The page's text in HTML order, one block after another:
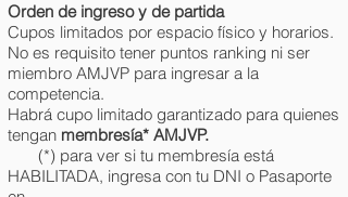
Orden de ingreso y de partida
Cupos limitados por espacio físico y horarios.
No es requisito tener puntos ranking ni ser
miembro AMJVP para ingresar a la
competencia.
Habrá cupo limitado garantizado para quienes
tengan membresía* AMJVP.
(*) para ver si tu membresía está
HABILITADA, ingresa con tu DNI o Pasaporte